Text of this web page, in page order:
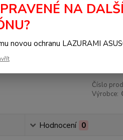
29
Číslo
Výrobce:
Hodnocení 0
NA DALŠÍ
novou ochranu LAZURAMI